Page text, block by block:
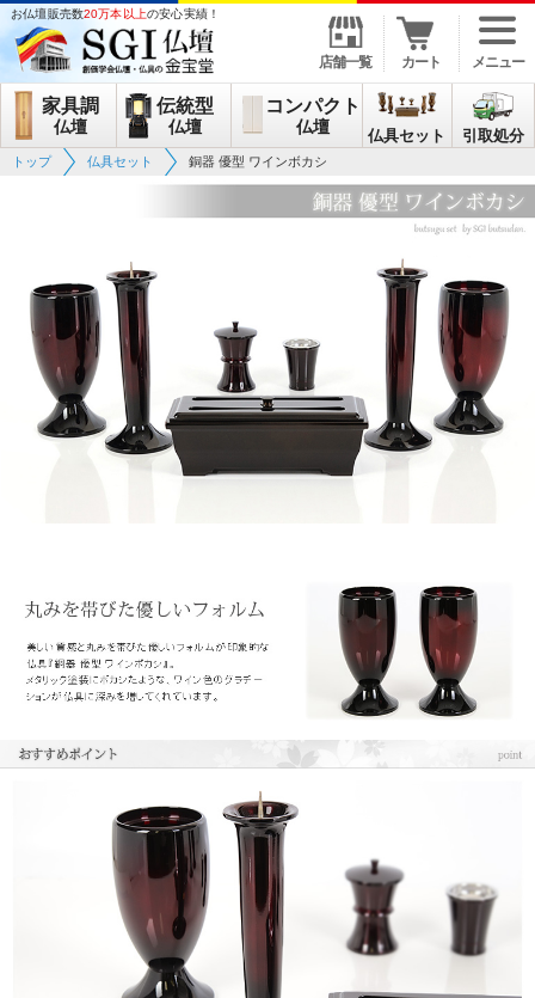
お仏壇販売数20万本以上の安心実績！
店舗一覧 カート メニュー
家具調
仏壇
伝統型
仏壇
コンパクト
仏壇 仏具セット 引取処分
トップ 仏具セット 銅器 優型 ワインボカシ